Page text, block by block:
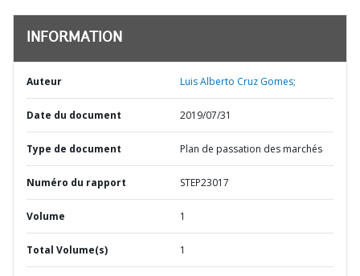
INFORMATION
Auteur Luis Alberto Cruz Gomes;
Date du document 2019/07/31
Type de document Plan de passation des marchés
Numéro du rapport STEP23017
Volume 1
Total Volume(s) 1